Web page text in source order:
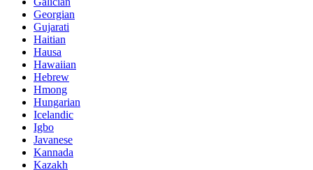
Georgian
Gujarati
Haitian
Hausa
Hawaiian
Hebrew
Hmong
Hungarian
Icelandic
Igbo
Javanese
Kannada
Kazakh